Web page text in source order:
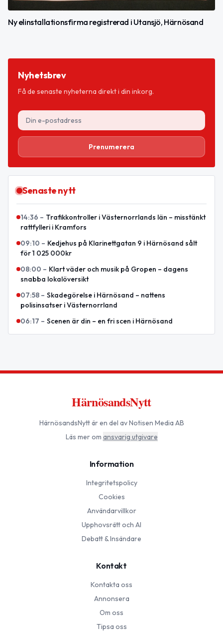
Ny elinstallationsfirma registrerad i Utansjö, Härnösand
Nyhetsbrev
Få de senaste nyheterna direkt i din inkorg.
Prenumerera
Senaste nytt
14:36 – Trafikkontroller i Västernorrlands län – misstänkt
rattfylleri i Kramfors
09:10 – Kedjehus på Klarinettgatan 9 i Härnösand sålt
för 1 025 000kr
08:00 – Klart väder och musik på Gropen – dagens
snabba lokalöversikt
07:58 – Skadegörelse i Härnösand – nattens
polisinsatser i Västernorrland
06:17 – Scenen är din – en fri scen i Härnösand
HärnösandsNytt
HärnösandsNyttär en del av Notisen Media AB
Läs mer om ansvarig utgivare
Information
Integritetspolicy
Cookies
Användarvillkor
Upphovsrätt och AI
Debatt & Insändare
Kontakt
Kontakta oss
Annonsera
Om oss
Tipsa oss